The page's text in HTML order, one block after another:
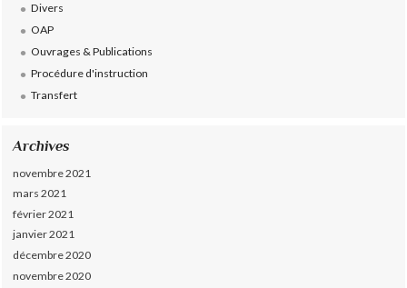
Divers
OAP
Ouvrages & Publications
Procédure d'instruction
Transfert
Archives
novembre 2021
mars 2021
février 2021
janvier 2021
décembre 2020
novembre 2020